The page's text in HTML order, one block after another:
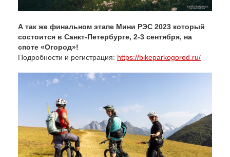
А так же финальном этапе Мини РЭС 2023 который
состоится в Санкт-Петербурге, 2-3 сентября, на
споте «Огород»!
Подробности и регистрация: https://bikeparkogorod.ru/